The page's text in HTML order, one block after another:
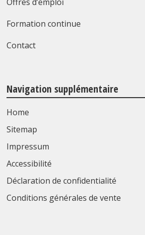
Formation continue
Contact
Navigation supplémentaire
Home
Sitemap
Impressum
Accessibilité
Déclaration de confidentialité
Conditions générales de vente